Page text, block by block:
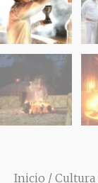
Inicio / Cultura